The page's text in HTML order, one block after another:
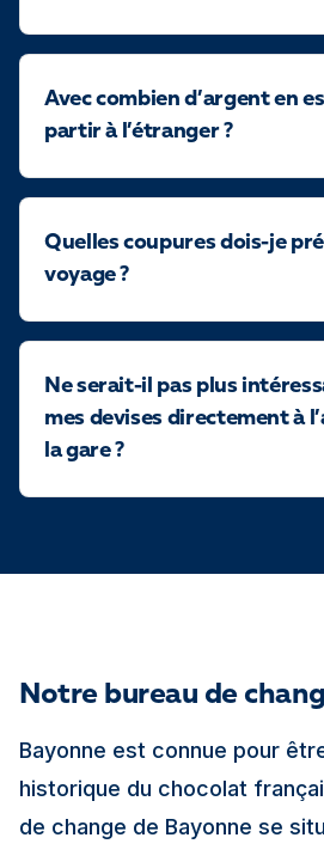
Avec combien d’argent en
partir à l’étranger ?
Quelles coupures dois-je
voyage ?
Ne serait-il pas plus
mes devises directement à
la gare ?
Notre bureau de
Bayonne est connue pour
historique du chocolat
de change de Bayonne se